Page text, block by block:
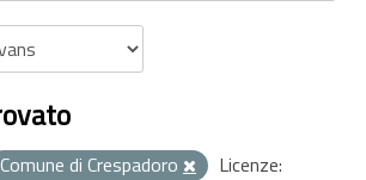
Comune di Crespadoro
Licenze: